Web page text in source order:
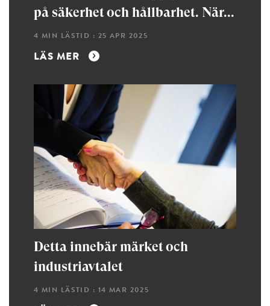
på säkerhet och hållbarhet. När...
4 MIN LÄSTID : 25 APR 2025
LÄS MER
Detta innebär märket och
industriavtalet
4 MIN LÄSTID : 14 MAR 2025